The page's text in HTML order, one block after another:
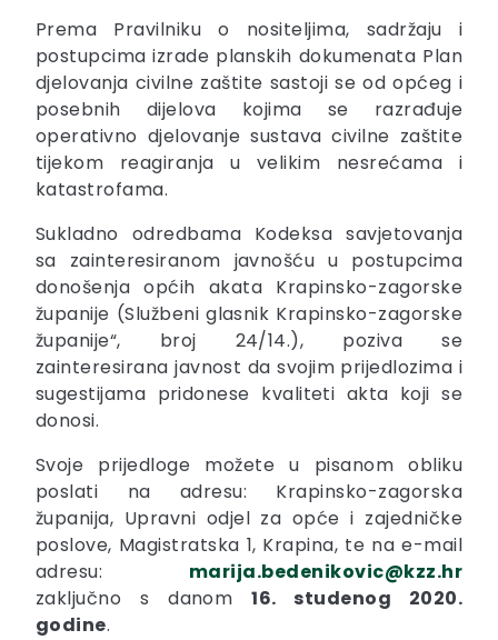
Prema Pravilniku o nositeljima, sadržaju i
postupcima izrade planskih dokumenata Plan
djelovanja civilne zaštite sastoji se od općeg i
posebnih dijelova kojima se razrađuje
operativno djelovanje sustava civilne zaštite
tijekom reagiranja u velikim nesrećama i
katastrofama.
Sukladno odredbama Kodeksa savjetovanja
sa zainteresiranom javnošću u postupcima
donošenja općih akata Krapinsko-zagorske
županije (Službeni glasnik Krapinsko-zagorske
županije“, broj 24/14.), poziva se
zainteresirana javnost da svojim prijedlozima i
sugestijama pridonese kvaliteti akta koji se
donosi.
Svoje prijedloge možete u pisanom obliku
poslati na adresu: Krapinsko-zagorska
županija, Upravni odjel za opće i zajedničke
poslove, Magistratska 1, Krapina, te na e-mail
adresu: marija.bedenikovic@kzz.hr
zaključno s danom16. studenog 2020.
godine.